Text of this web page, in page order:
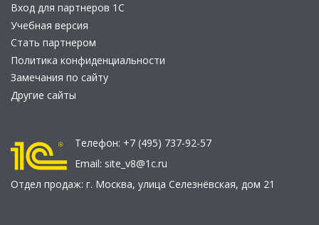
Вход для партнеров 1С
Учебная версия
Стать партнером
Политика конфиденциальности
Замечания по сайту
Другие сайты
Телефон: +7 (495) 737-92-57
Email: site_v8@1c.ru
Отдел продаж: г. Москва, улица Селезнёвская, дом 21